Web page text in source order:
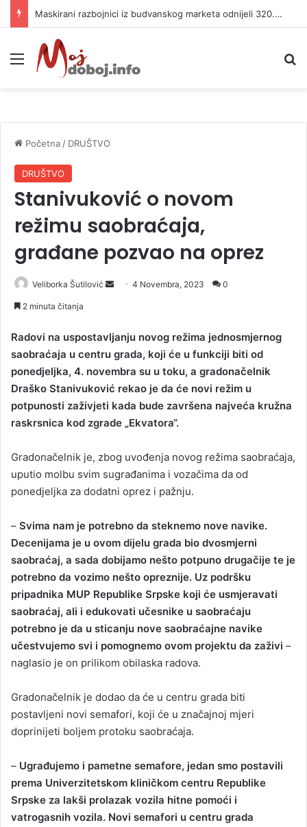
Maskirani razbojnici iz budvanskog marketa odnijeli 320.000 evra
Meni
Početna / DRUŠTVO
DRUŠTVO
Stanivuković o novom
režimu saobraćaja,
građane pozvao na oprez
Veliborka Šutilović
d
a
n
4 Novembra, 2023 0
2 minuta čitanja
Radovi na uspostavljanju novog režima jednosmjernog
saobraćaja u centru grada, koji će u funkciji biti od
ponedjeljka, 4. novembra su u toku, a gradonačelnik
Draško Stanivuković rekao je da će novi režim u
potpunosti zaživjeti kada bude završena najveća kružna
raskrsnica kod zgrade „Ekvatora“.
Gradonačelnik je, zbog uvođenja novog režima saobraćaja,
uputio molbu svim sugrađanima i vozačima da od
ponedjeljka za dodatni oprez i pažnju.
– Svima nam je potrebno da steknemo nove navike.
Decenijama je u ovom dijelu grada bio dvosmjerni
saobraćaj, a sada dobijamo nešto potpuno drugačije te je
potrebno da vozimo nešto opreznije. Uz podršku
pripadnika MUP Republike Srpske koji će usmjeravati
saobraćaj, ali i edukovati učesnike u saobraćaju
potrebno je da u sticanju nove saobraćajne navike
učestvujemo svi i pomognemo ovom projektu da zaživi –
naglasio je on prilikom obilaska radova.
Gradonačelnik je dodao da će u centru grada biti
postavljeni novi semafori, koji će u značajnoj mjeri
doprinijeti boljem protoku saobraćaja.
– Ugrađujemo i pametne semafore, jedan smo postavili
prema Univerzitetskom kliničkom centru Republike
Srpske za lakši prolazak vozila hitne pomoći i
vatrogasnih vozila. Novi semafori u centru grada